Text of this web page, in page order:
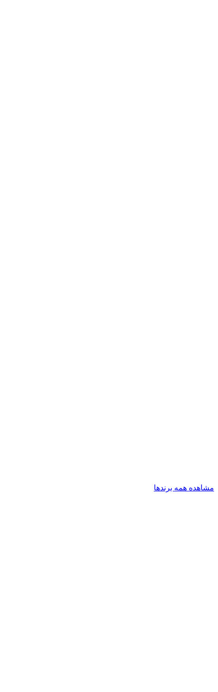
مشاهده همه برندها